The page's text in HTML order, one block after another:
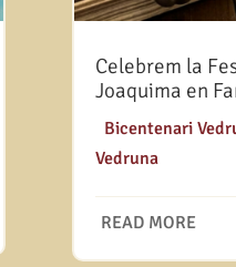
Celebrem la
Joaquima en
Bicentenari
Vedruna
READ MORE